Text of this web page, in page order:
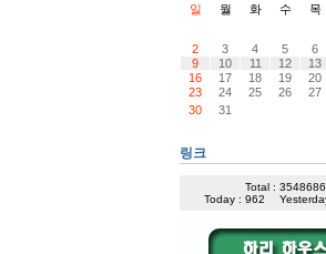
일
월 화 수 목
2
3 4 5 6
9
10 11 12 13
16
17 18 19 20
23
24 25 26 27
30
31
링크
Total : 3548686
Today : 962